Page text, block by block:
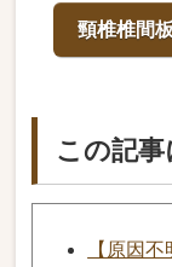
頸椎椎間
この記
【原因